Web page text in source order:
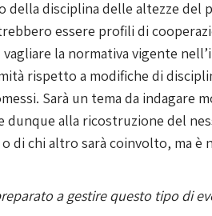
disciplina delle altezze
essere profili di
la normativa vigente
rispetto a modifiche di
Sarà un tema da
alla ricostruzione del
di chi altro sarà coinvolto, ma
a gestire questo tipo di